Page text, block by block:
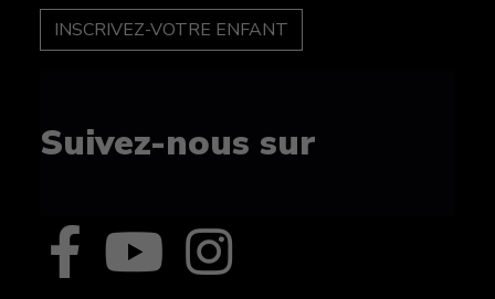
INSCRIPTION
Suivez-nous sur